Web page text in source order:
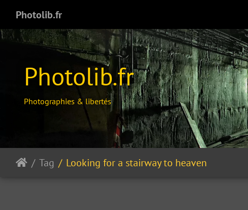
Photolib.fr
Photolib.fr
Photographies & libertés
Tag Looking for a stairway to heaven